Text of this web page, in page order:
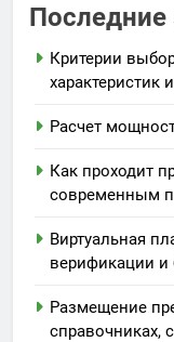
Последние
Критерии
характеристик
Расчет
Как проходит
современным
Виртуальная
верификации и
Размещение
справочниках,